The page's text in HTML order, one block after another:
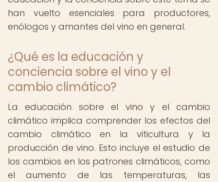
han vuelto esenciales para productores,
enólogos y amantes del vino en general.
¿Qué es la educación y
conciencia sobre el vino y el
cambio climático?
La educación sobre el vino y el cambio
climático implica comprender los efectos del
cambio climático en la viticultura y la
producción de vino. Esto incluye el estudio de
los cambios en los patrones climáticos, como
el aumento de las temperaturas, las